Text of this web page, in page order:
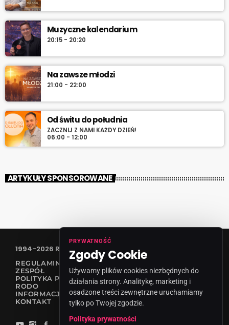
Muzyczne kalendarium
20:15 - 20:20
Na zawsze młodzi
21:00 - 22:00
Od świtu do południa
ZACZNIJ Z NAMI KAŻDY DZIEŃ!
06:00 - 12:00
ARTYKUŁY SPONSOROWANE
1994-2026 RADIO VANESSA SPÓŁKA Z O.O
REGULAMIN KONKURSÓW
ZESPÓŁ
POLITYKA PRYWATNOŚCI
RODO
INFORMACJA O NADAWCY
KONTAKT
PRYWATNOŚĆ
Zgody Cookie
Używamy plików cookies niezbędnych do
działania strony. Analitykę, marketing i
osadzone treści zewnętrzne uruchamiamy
tylko po Twojej zgodzie.
Polityka prywatności